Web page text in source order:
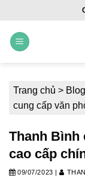
content
Trang chủ > Blog
cung cấp văn
Thanh Bình
cao cấp
09/07/2023 |